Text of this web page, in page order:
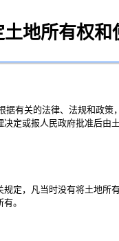
土地所有权
关的法律、法规和政策
定或报人民政府批准后由
，凡当时没有将土地所
。